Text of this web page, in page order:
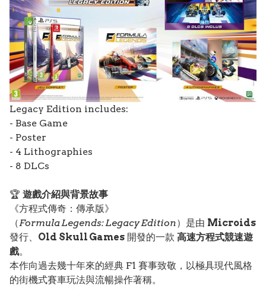
Legacy Edition includes:
- Base Game
- Poster
- 4 Lithographies
- 8 DLCs
🏆 遊戲介紹與背景故事
《方程式傳奇：傳承版》
（Formula Legends: Legacy Edition）是由 Microids
發行、 Old Skull Games 開發的一款 高速方程式競速遊
戲。
本作向過去幾十年來的經典 F1 賽事致敬，以極具現代風格
的街機式賽車玩法與流暢操作著稱。